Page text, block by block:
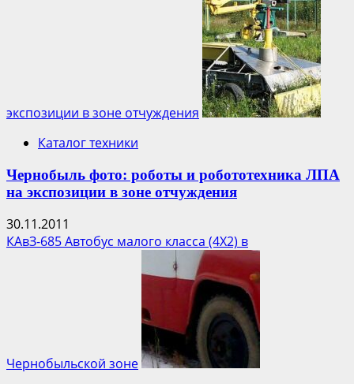
экспозиции в зоне отчуждения
Каталог техники
Чернобыль фото: роботы и робототехника ЛПА
на экспозиции в зоне отчуждения
30.11.2011
КАвЗ-685 Автобус малого класса (4Х2) в
Чернобыльской зоне